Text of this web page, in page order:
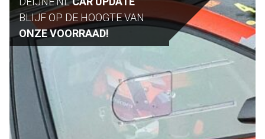
BLIJF OP DE HOOGTE VAN
ONZE VOORRAAD!